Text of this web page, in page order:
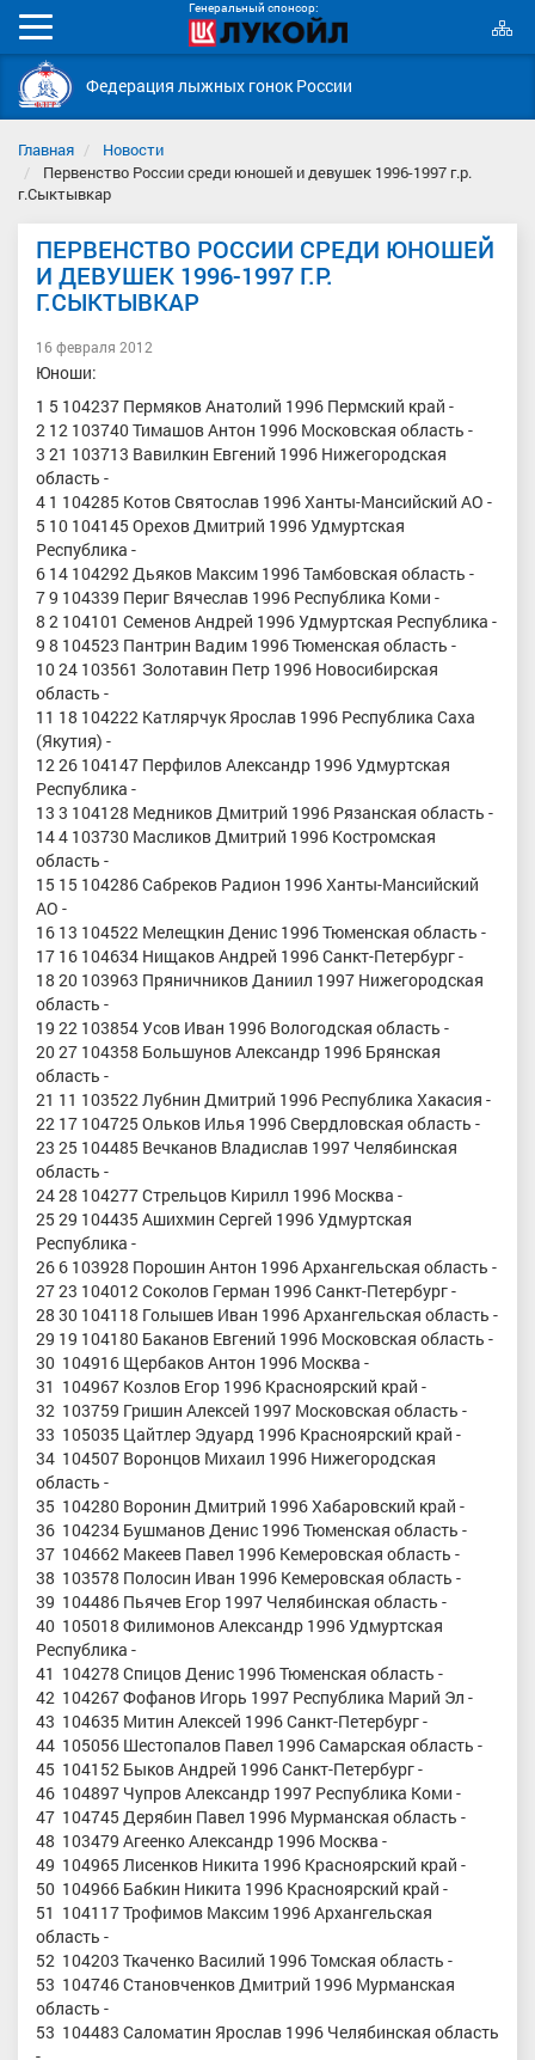
Генеральный спонсор:
Мобильное
меню
Федерация лыжных гонок России
Главная
Новости
Первенство России среди юношей и девушек 1996-1997 г.р.
г.Сыктывкар
ПЕРВЕНСТВО РОССИИ СРЕДИ ЮНОШЕЙ
И ДЕВУШЕК 1996-1997 Г.Р.
Г.СЫКТЫВКАР
16 февраля 2012
Юноши:
1 5 104237 Пермяков Анатолий 1996 Пермский край -
2 12 103740 Тимашов Антон 1996 Московская область -
3 21 103713 Вавилкин Евгений 1996 Нижегородская
область -
4 1 104285 Котов Святослав 1996 Ханты-Мансийский АО -
5 10 104145 Орехов Дмитрий 1996 Удмуртская
Республика -
6 14 104292 Дьяков Максим 1996 Тамбовская область -
7 9 104339 Периг Вячеслав 1996 Республика Коми -
8 2 104101 Семенов Андрей 1996 Удмуртская Республика -
9 8 104523 Пантрин Вадим 1996 Тюменская область -
10 24 103561 Золотавин Петр 1996 Новосибирская
область -
11 18 104222 Катлярчук Ярослав 1996 Республика Саха
(Якутия) -
12 26 104147 Перфилов Александр 1996 Удмуртская
Республика -
13 3 104128 Медников Дмитрий 1996 Рязанская область -
14 4 103730 Масликов Дмитрий 1996 Костромская
область -
15 15 104286 Сабреков Радион 1996 Ханты-Мансийский
АО -
16 13 104522 Мелещкин Денис 1996 Тюменская область -
17 16 104634 Нищаков Андрей 1996 Санкт-Петербург -
18 20 103963 Пряничников Даниил 1997 Нижегородская
область -
19 22 103854 Усов Иван 1996 Вологодская область -
20 27 104358 Большунов Александр 1996 Брянская
область -
21 11 103522 Лубнин Дмитрий 1996 Республика Хакасия -
22 17 104725 Ольков Илья 1996 Свердловская область -
23 25 104485 Вечканов Владислав 1997 Челябинская
область -
24 28 104277 Стрельцов Кирилл 1996 Москва -
25 29 104435 Ашихмин Сергей 1996 Удмуртская
Республика -
26 6 103928 Порошин Антон 1996 Архангельская область -
27 23 104012 Соколов Герман 1996 Санкт-Петербург -
28 30 104118 Голышев Иван 1996 Архангельская область -
29 19 104180 Баканов Евгений 1996 Московская область -
30 104916 Щербаков Антон 1996 Москва -
31 104967 Козлов Егор 1996 Красноярский край -
32 103759 Гришин Алексей 1997 Московская область -
33 105035 Цайтлер Эдуард 1996 Красноярский край -
34 104507 Воронцов Михаил 1996 Нижегородская
область -
35 104280 Воронин Дмитрий 1996 Хабаровский край -
36 104234 Бушманов Денис 1996 Тюменская область -
37 104662 Макеев Павел 1996 Кемеровская область -
38 103578 Полосин Иван 1996 Кемеровская область -
39 104486 Пьячев Егор 1997 Челябинская область -
40 105018 Филимонов Александр 1996 Удмуртская
Республика -
41 104278 Спицов Денис 1996 Тюменская область -
42 104267 Фофанов Игорь 1997 Республика Марий Эл -
43 104635 Митин Алексей 1996 Санкт-Петербург -
44 105056 Шестопалов Павел 1996 Самарская область -
45 104152 Быков Андрей 1996 Санкт-Петербург -
46 104897 Чупров Александр 1997 Республика Коми -
47 104745 Дерябин Павел 1996 Мурманская область -
48 103479 Агеенко Александр 1996 Москва -
49 104965 Лисенков Никита 1996 Красноярский край -
50 104966 Бабкин Никита 1996 Красноярский край -
51 104117 Трофимов Максим 1996 Архангельская
область -
52 104203 Ткаченко Василий 1996 Томская область -
53 104746 Становченков Дмитрий 1996 Мурманская
область -
53 104483 Саломатин Ярослав 1996 Челябинская область
-